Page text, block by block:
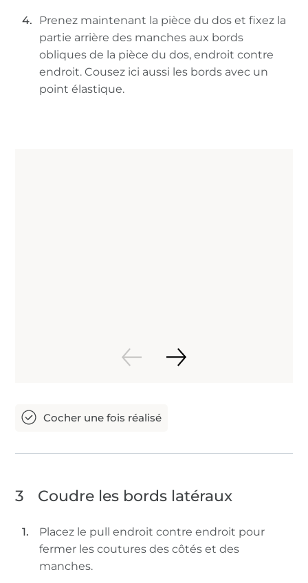
Prenez maintenant la pièce du dos et fixez la
partie arrière des manches aux bords
obliques de la pièce du dos, endroit contre
endroit. Cousez ici aussi les bords avec un
point élastique.
3 Coudre les bords latéraux
Placez le pull endroit contre endroit pour
fermer les coutures des côtés et des
manches.